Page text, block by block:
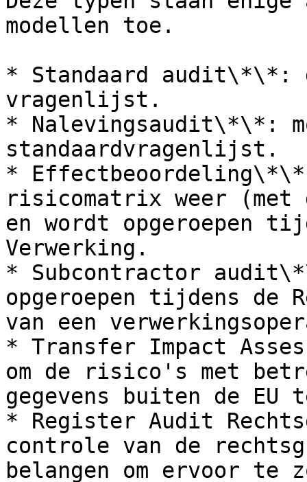
modellen toe.
* Standaard audit\*\*:
vragenlijst.
* Nalevingsaudit\*\*:
standaardvragenlijst.
*
risicomatrix weer
en wordt opgeroepen
Verwerking.
* Subcontractor
opgeroepen tijdens de
van een
* Transfer Impact
om de risico's met
gegevens buiten de EU
* Register Audit
controle van de
belangen om ervoor te